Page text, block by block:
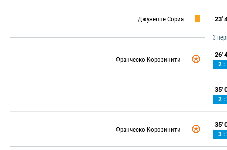
Джузеппе Сориа 23'
3
Франческо Корозинити
26'
2 :
35'
2 :
Франческо Корозинити
35'
3 :